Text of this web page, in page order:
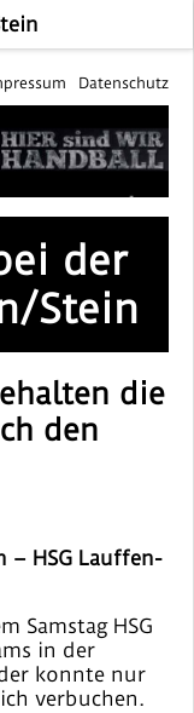
Datenschutz
der
Stein
die
den
– HSG Lauffen-
Samstag HSG
in der
konnte nur
verbuchen.